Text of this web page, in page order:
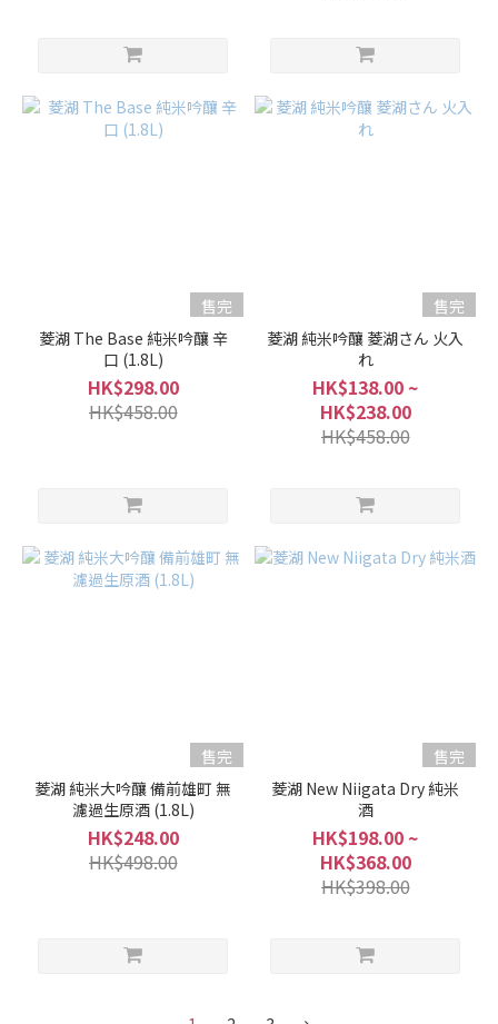
售完
菱湖 The Base 純米吟釀 辛
口 (1.8L)
HK$298.00
HK$458.00
售完
菱湖 純米吟釀 菱湖さん 火入
れ
HK$138.00 ~
HK$238.00
HK$458.00
售完
菱湖 純米大吟釀 備前雄町 無
濾過生原酒 (1.8L)
HK$248.00
HK$498.00
售完
菱湖 New Niigata Dry 純米
酒
HK$198.00 ~
HK$368.00
HK$398.00